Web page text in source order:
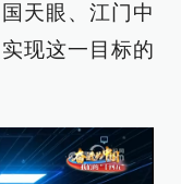
天眼、江门中
现这一目标的